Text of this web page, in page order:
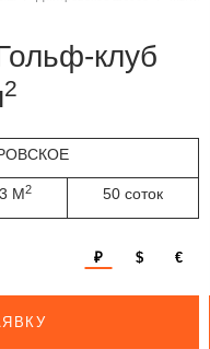
2
М2 50 соток
₽ $ €